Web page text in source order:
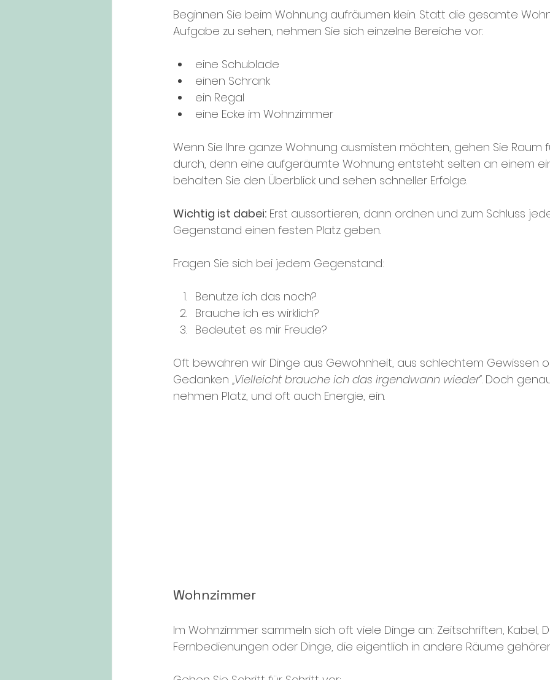
Beginnen Sie beim Wohnung aufräumen klein. Statt die gesamte
Aufgabe zu sehen, nehmen Sie sich einzelne Bereiche vor:
eine Schublade
einen Schrank
ein Regal
eine Ecke im Wohnzimmer
Wenn Sie Ihre ganze Wohnung ausmisten möchten, gehen Sie Raum
durch, denn eine aufgeräumte Wohnung entsteht selten an einem
behalten Sie den Überblick und sehen schneller Erfolge.
Wichtig ist dabei: Erst aussortieren, dann ordnen und zum Schluss
Gegenstand einen festen Platz geben.
Fragen Sie sich bei jedem Gegenstand:
Benutze ich das noch?
Brauche ich es wirklich?
Bedeutet es mir Freude?
Oft bewahren wir Dinge aus Gewohnheit, aus schlechtem Gewissen
Gedanken „Vielleicht brauche ich das irgendwann wieder“. Doch
nehmen Platz, und oft auch Energie, ein.
Wohnzimmer
Im Wohnzimmer sammeln sich oft viele Dinge an: Zeitschriften, Kabel,
Fernbedienungen oder Dinge, die eigentlich in andere Räume